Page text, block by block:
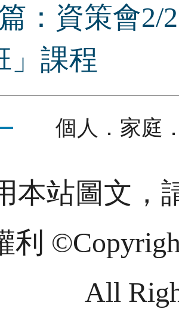
：資策會2/
」課程
個人．家庭
本站圖文，
利
All